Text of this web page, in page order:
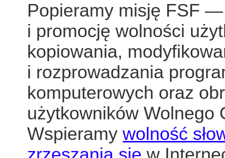
Popieramy misję FSF
i promocję wolności
kopiowania,
i rozprowadzania
komputerowych oraz
użytkowników Wolnego
Wspieramywolność